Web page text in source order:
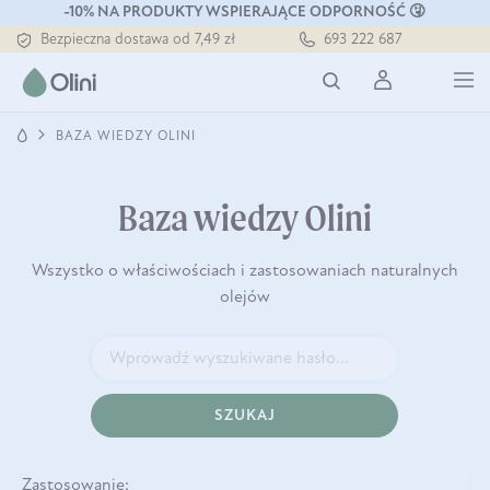
-10% NA PRODUKTY WSPIERAJĄCE ODPORNOŚĆ 🤧
Bezpieczna dostawa od 7,49 zł
Darmowa dostawa od 199 zł
693 222 687
BAZA WIEDZY OLINI
Baza wiedzy Olini
Wszystko o właściwościach i zastosowaniach naturalnych
olejów
SZUKAJ
Zastosowanie: